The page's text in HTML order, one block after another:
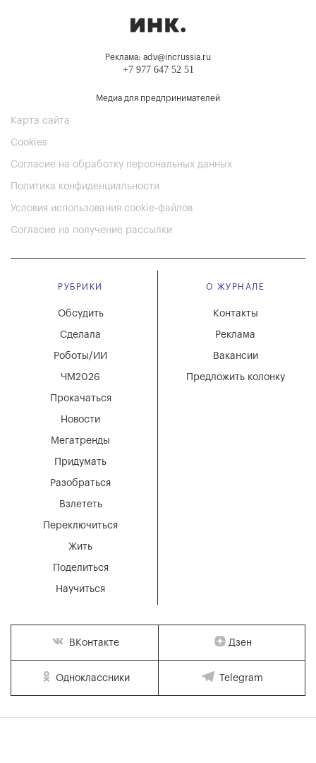
Реклама: adv@incrussia.ru
+7 977 647 52 51
Медиа для предпринимателей
Карта сайта
Cookies
Согласие на обработку персональных данных
Политика конфиденциальности
Условия использования cookie-файлов
Согласие на получение рассылки
РУБРИКИ
Мегатренды
Придумать
Разобраться
Взлететь
Новости
Переключиться
Жить
Поделиться
Научиться
Обсудить
Сделала
Роботы/ИИ
ЧМ2026
Прокачаться
О ЖУРНАЛЕ
Вакансии
Реклама
Контакты
Предложить колонку
ВКонтакте Дзен
Одноклассники Telegram